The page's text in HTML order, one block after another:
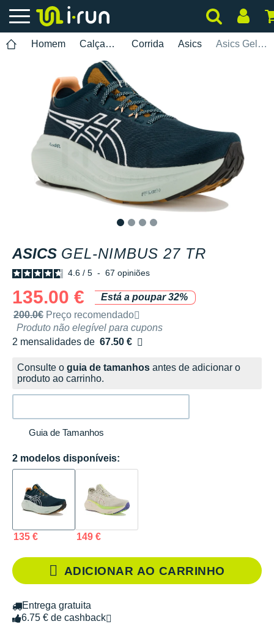
Homem Calçados Corrida Asics Asics Gel-Nimbus 27 TR
ASICS GEL-NIMBUS 27 TR
4.6 / 5 - 67 opiniões
135.00 €
Está a poupar 32%
Preço de venda recomendado pela marca
200.0€ Preço recomendado
Produto não elegível para cupons
2 mensalidades de 67.50 €
sem custos
Consulte o guia de tamanhos antes de adicionar o
produto ao carrinho.
Guia de Tamanhos
2 modelos disponíveis:
135 € 149 €
ADICIONAR AO CARRINHO
Entrega gratuita
6.75 € de cashback